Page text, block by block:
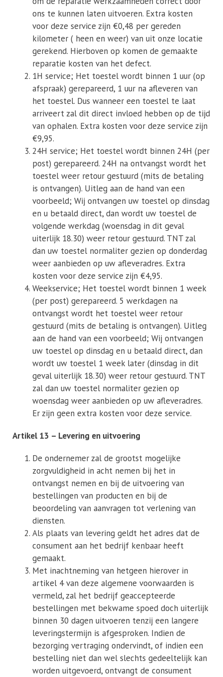
ons te kunnen laten uitvoeren. Extra kosten
voor deze service zijn €0,48 per gereden
kilometer ( heen en weer) van uit onze locatie
gerekend. Hierboven op komen de gemaakte
reparatie kosten van het defect.
1H service; Het toestel wordt binnen 1 uur (op
afspraak) gerepareerd, 1 uur na afleveren van
het toestel. Dus wanneer een toestel te laat
arriveert zal dit direct invloed hebben op de tijd
van ophalen. Extra kosten voor deze service zijn
€9,95.
24H service; Het toestel wordt binnen 24H (per
post) gerepareerd. 24H na ontvangst wordt het
toestel weer retour gestuurd (mits de betaling
is ontvangen). Uitleg aan de hand van een
voorbeeld; Wij ontvangen uw toestel op dinsdag
en u betaald direct, dan wordt uw toestel de
volgende werkdag (woensdag in dit geval
uiterlijk 18.30) weer retour gestuurd. TNT zal
dan uw toestel normaliter gezien op donderdag
weer aanbieden op uw afleveradres. Extra
kosten voor deze service zijn €4,95.
Weekservice; Het toestel wordt binnen 1 week
(per post) gerepareerd. 5 werkdagen na
ontvangst wordt het toestel weer retour
gestuurd (mits de betaling is ontvangen). Uitleg
aan de hand van een voorbeeld; Wij ontvangen
uw toestel op dinsdag en u betaald direct, dan
wordt uw toestel 1 week later (dinsdag in dit
geval uiterlijk 18.30) weer retour gestuurd. TNT
zal dan uw toestel normaliter gezien op
woensdag weer aanbieden op uw afleveradres.
Er zijn geen extra kosten voor deze service.
Artikel 13 – Levering en uitvoering
De ondernemer zal de grootst mogelijke
zorgvuldigheid in acht nemen bij het in
ontvangst nemen en bij de uitvoering van
bestellingen van producten en bij de
beoordeling van aanvragen tot verlening van
diensten.
Als plaats van levering geldt het adres dat de
consument aan het bedrijf kenbaar heeft
gemaakt.
Met inachtneming van hetgeen hierover in
artikel 4 van deze algemene voorwaarden is
vermeld, zal het bedrijf geaccepteerde
bestellingen met bekwame spoed doch uiterlijk
binnen 30 dagen uitvoeren tenzij een langere
leveringstermijn is afgesproken. Indien de
bezorging vertraging ondervindt, of indien een
bestelling niet dan wel slechts gedeeltelijk kan
worden uitgevoerd, ontvangt de consument